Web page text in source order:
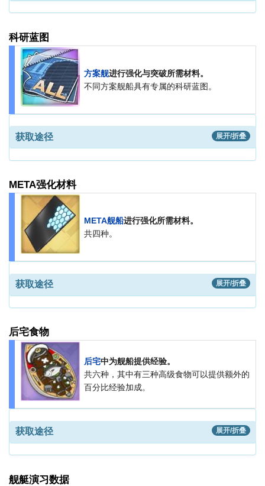
科研蓝图
方案舰进行强化与突破所需材料。
不同方案舰船具有专属的科研蓝图。
获取途径 展开/折叠
META强化材料
META舰船进行强化所需材料。
共四种。
获取途径 展开/折叠
后宅食物
后宅中为舰船提供经验。
共六种，其中有三种高级食物可以提供额外的
百分比经验加成。
获取途径 展开/折叠
舰艇演习数据